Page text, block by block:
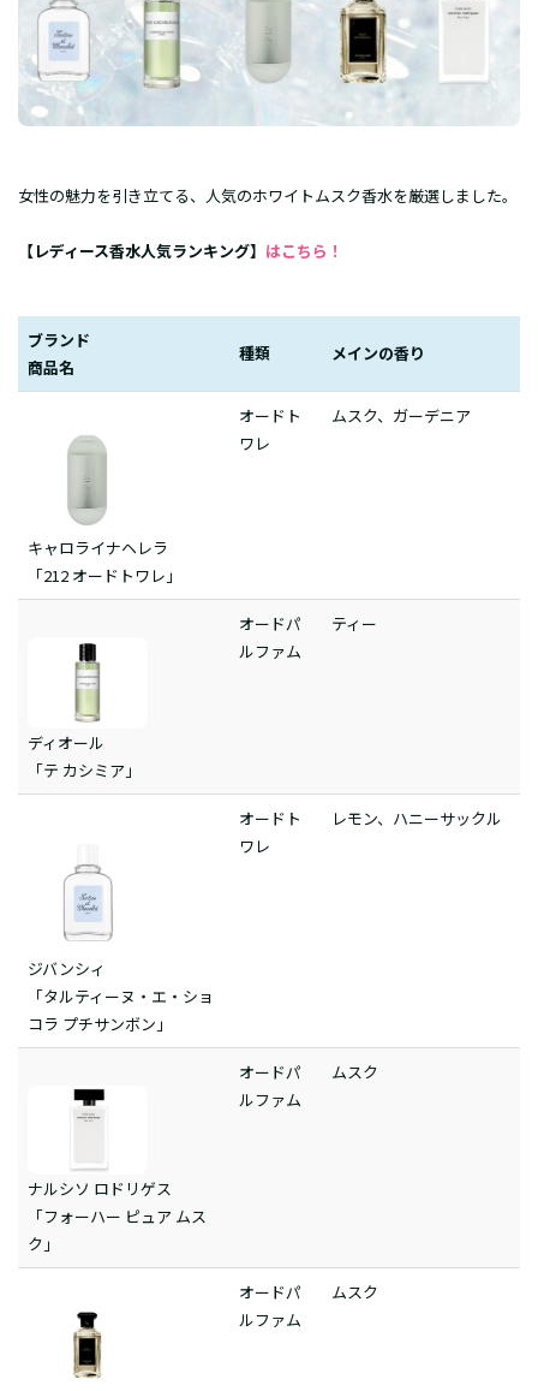
女性の魅力を引き立てる、人気のホワイトムスク香水を厳選しました。
【レディース香水人気ランキング】 はこちら！
ブランド
商品名
種類 メインの香り
キャロライナヘレラ
「212 オードトワレ」
オードト
ワレ
ムスク、ガーデニア
ディオール
「テ カシミア」
オードパ
ルファム
ティー
ジバンシィ
「タルティーヌ・エ・ショ
コラ プチサンボン」
オードト
ワレ
レモン、ハニーサックル
ナルシソ ロドリゲス
「フォーハー ピュア ムス
ク」
オードパ
ルファム
ムスク
オードパ
ルファム
ムスク